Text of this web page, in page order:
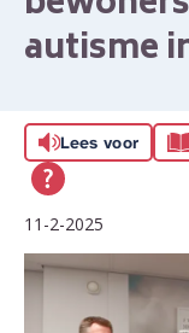
autisme
Lees voor
11-2-2025